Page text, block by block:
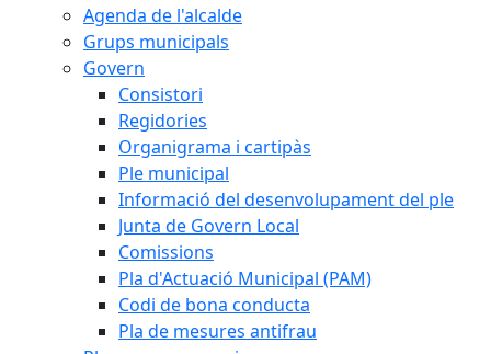
Agenda de l'alcalde
Grups municipals
Govern
Consistori
Regidories
Organigrama i cartipàs
Ple municipal
Informació del desenvolupament del ple
Junta de Govern Local
Comissions
Pla d'Actuació Municipal (PAM)
Codi de bona conducta
Pla de mesures antifrau